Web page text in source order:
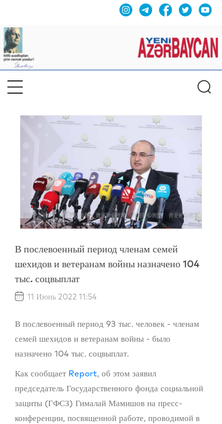
В послевоенный период членам семей
шехидов и ветеранам войны назначено 104
тыс. соцвыплат
11 Июнь 2022 11:54
В послевоенный период 93 тыс. человек - членам
семей шехидов и ветеранам войны - было
назначено 104 тыс. соцвыплат.
Как сообщает Report, об этом заявил
председатель Государственного фонда социальной
защиты (ГФСЗ) Гималай Мамишов на пресс-
конференции, посвященной работе, проводимой в